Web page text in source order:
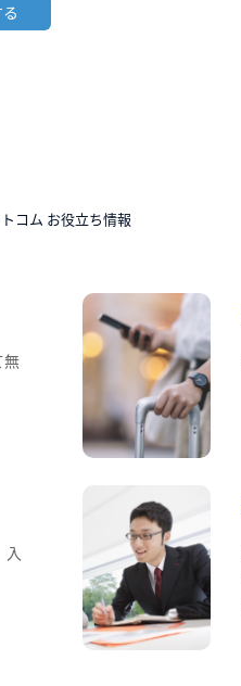
コム お役立ち情報
無
入